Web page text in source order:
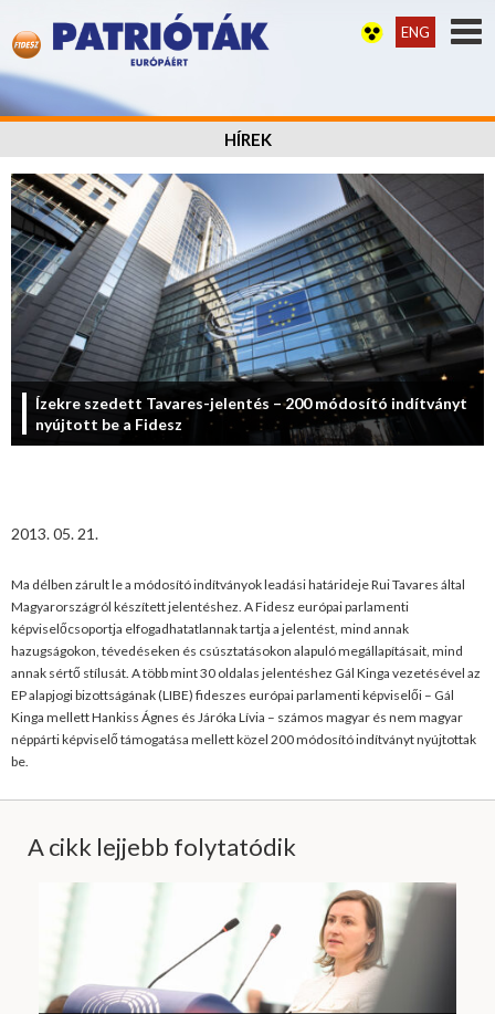
ENG
HÍREK
Ízekre szedett Tavares-jelentés – 200 módosító indítványt
nyújtott be a Fidesz
2013. 05. 21.
Ma délben zárult le a módosító indítványok leadási határideje Rui Tavares által
Magyarországról készített jelentéshez. A Fidesz európai parlamenti
képviselőcsoportja elfogadhatatlannak tartja a jelentést, mind annak
hazugságokon, tévedéseken és csúsztatásokon alapuló megállapításait, mind
annak sértő stílusát. A több mint 30 oldalas jelentéshez Gál Kinga vezetésével az
EP alapjogi bizottságának (LIBE) fideszes európai parlamenti képviselői – Gál
Kinga mellett Hankiss Ágnes és Járóka Lívia – számos magyar és nem magyar
néppárti képviselő támogatása mellett közel 200 módosító indítványt nyújtottak
be.
A cikk lejjebb folytatódik